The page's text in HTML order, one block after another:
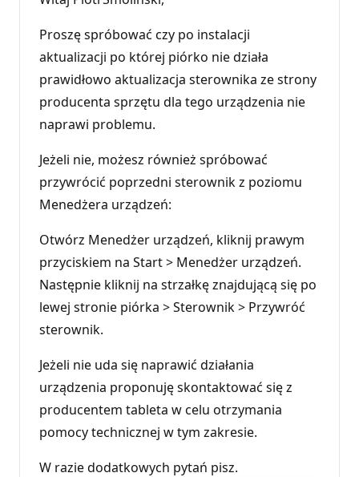
Proszę spróbować czy po instalacji
aktualizacji po której piórko nie działa
prawidłowo aktualizacja sterownika ze strony
producenta sprzętu dla tego urządzenia nie
naprawi problemu.
Jeżeli nie, możesz również spróbować
przywrócić poprzedni sterownik z poziomu
Menedżera urządzeń:
Otwórz Menedżer urządzeń, kliknij prawym
przyciskiem na Start > Menedżer urządzeń.
Następnie kliknij na strzałkę znajdującą się po
lewej stronie piórka > Sterownik > Przywróć
sterownik.
Jeżeli nie uda się naprawić działania
urządzenia proponuję skontaktować się z
producentem tableta w celu otrzymania
pomocy technicznej w tym zakresie.
W razie dodatkowych pytań pisz.